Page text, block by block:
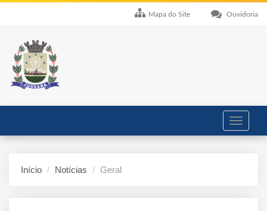
Ouvidoria
Mapa do Site
Toggle
Início Notícias Geral